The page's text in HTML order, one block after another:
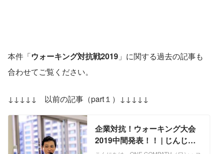
本件「ウォーキング対抗戦2019 」に関する過去の記事も
合わせてご覧ください。
↓↓↓↓↓　以前の記事（part１）↓↓↓↓↓
企業対抗！ウォーキング大会
2019中間発表！！ | じんじブ
ログ